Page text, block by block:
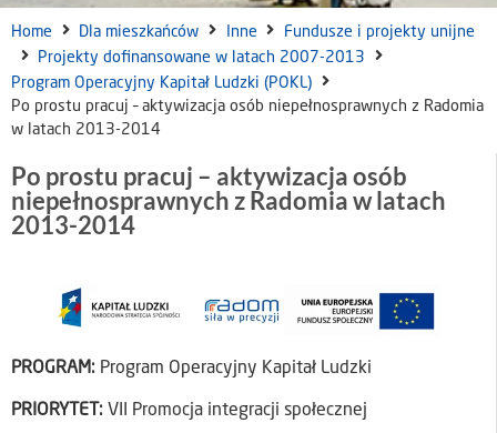
Home Dla mieszkańców Inne
Fundusze i projekty unijne
Projekty dofinansowane w latach 2007-2013
Program Operacyjny Kapitał Ludzki (POKL)
Po prostu pracuj – aktywizacja osób niepełnosprawnych z Radomia
w latach 2013-2014
Po prostu pracuj – aktywizacja osób
niepełnosprawnych z Radomia w latach
2013-2014
PROGRAM: Program Operacyjny Kapitał Ludzki
PRIORYTET: VII Promocja integracji społecznej